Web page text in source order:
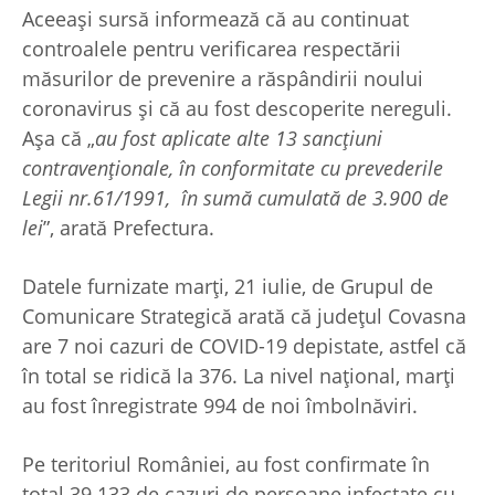
Aceeași sursă informează că au continuat
controalele pentru verificarea respectării
măsurilor de prevenire a răspândirii noului
coronavirus și că au fost descoperite nereguli.
Așa că „au fost aplicate alte 13 sancțiuni
contravenționale, în conformitate cu prevederile
Legii nr.61/1991, în sumă cumulată de 3.900 de
lei”, arată Prefectura.
Datele furnizate marți, 21 iulie, de Grupul de
Comunicare Strategică arată că județul Covasna
are 7 noi cazuri de COVID-19 depistate, astfel că
în total se ridică la 376. La nivel național, marți
au fost înregistrate 994 de noi îmbolnăviri.
Pe teritoriul României, au fost confirmate în